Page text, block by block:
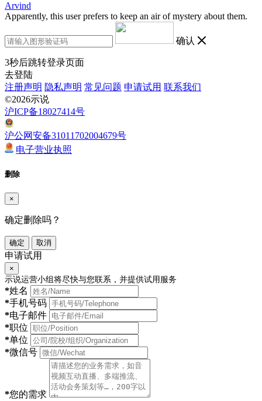
Arvind
Apparently, this user prefers to keep an air of mystery about them.
确认
3秒后跳转登录页面
去登陆
注册声明 隐私声明 常见问题 申请试用 联系我们
©2026示说
沪ICP备18027414号
沪公网安备31011702004679号
电子营业执照
删除
×
确定删除吗？
确定 取消
申请试用
×
示说运营小组将尽快与您联系，并提供试用服务
*姓名
*手机号码
*电子邮件
*职位
*单位
*微信号
*您的需求